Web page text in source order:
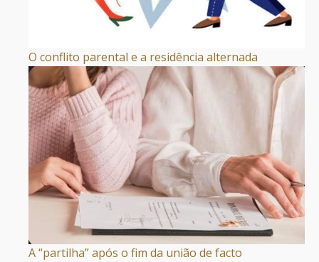
O conflito parental e a residência alternada
A “partilha” após o fim da união de facto